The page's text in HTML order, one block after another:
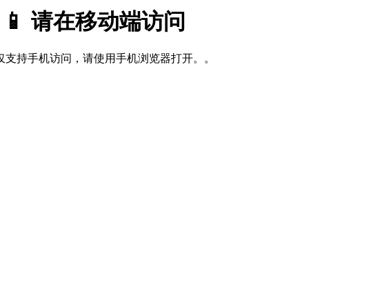
📱 请在移动端访问
支持手机访问，请使用手机浏览器打开。。